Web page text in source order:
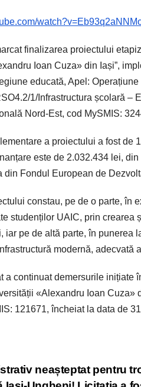
finalizarea proiectului
Ioan Cuza» din Iași”,
educată, Apel:
1/Infrastructura școlară –
Nord-Est, cod MySMIS:
a proiectului a fost de
este de 2.032.434 lei,
din Fondul European de
constau, pe de o parte, în
studenților UAIC, prin
iar pe de altă parte, în punerea
modernă, adecvată
a continuat demersurile inițiate
«Alexandru Ioan Cuza»
121671, încheiat la data de
neașteptat pentru